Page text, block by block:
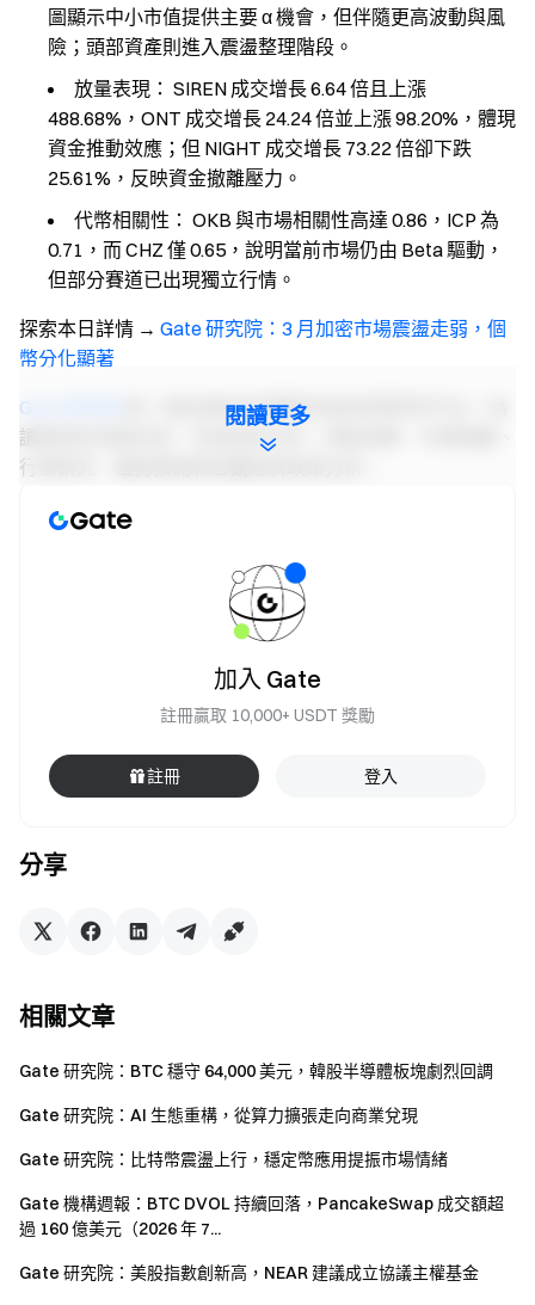
圖顯示中小市值提供主要 α 機會，但伴隨更高波動與風
險；頭部資產則進入震盪整理階段。
放量表現： SIREN 成交增長 6.64 倍且上漲
488.68%，ONT 成交增長 24.24 倍並上漲 98.20%，體現
資金推動效應；但 NIGHT 成交增長 73.22 倍卻下跌
25.61%，反映資金撤離壓力。
代幣相關性： OKB 與市場相關性高達 0.86，ICP 為
0.71，而 CHZ 僅 0.65，說明當前市場仍由 Beta 驅動，
但部分賽道已出現獨立行情。
探索本日詳情 → Gate 研究院：3 月加密市場震盪走弱，個
幣分化顯著
Gate 研究院
是一個全面的區塊鏈和加密貨幣研究平台，為
讀者提供深度內容，包括技術分析、熱點洞察、市場回顧、
行業研究、趨勢預測和宏觀經濟政策分析。
免責聲明
加密貨幣市場投資涉及高風險，建議用戶在做出任何投資決
定之前進行獨立研究並充分瞭解所購買資產和產品的性質。
不對此類投資決策造成的任何損失或損害承擔責任。
2026 年 4 月 22 日
加密貨幣之門
立即行動
註冊帳戶，最高可領 $10,000 迎新獎勵
關注官方頻道
訪問 Gate 官網
下載 Gate App | 電腦端
加入 Telegram 社群，討論熱點話題
進入全球社群，獲取最新資訊
查看 100% 儲備金證明
閱讀更多
分享
加入 Gate
註冊贏取 10,000+ USDT 獎勵
註冊 登入
相關文章
Gate 研究院：BTC 穩守 64,000 美元，韓股半導體板塊劇烈回調
Gate 研究院：AI 生態重構，從算力擴張走向商業兌現
Gate 研究院：比特幣震盪上行，穩定幣應用提振市場情緒
Gate 機構週報：BTC DVOL 持續回落，PancakeSwap 成交額超
過 160 億美元（2026 年 7...
Gate 研究院：美股指數創新高，NEAR 建議成立協議主權基金